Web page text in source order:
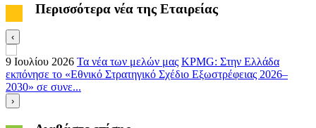
Περισσότερα νέα της Εταιρείας
‹
9 Ιουλίου 2026 Τα νέα των μελών μας KPMG: Στην Ελλάδα
εκπόνησε το «Εθνικό Στρατηγικό Σχέδιο Εξωστρέφειας 2026–
2030» σε συνε...
›